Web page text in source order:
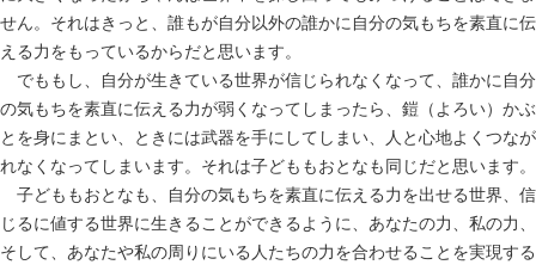
せん。それはきっと、誰もが自分以外の誰かに自分の気もちを素直に伝
える力をもっているからだと思います。
でももし、自分が生きている世界が信じられなくなって、誰かに自分
の気もちを素直に伝える力が弱くなってしまったら、鎧（よろい）かぶ
とを身にまとい、ときには武器を手にしてしまい、人と心地よくつなが
れなくなってしまいます。それは子どももおとなも同じだと思います。
子どももおとなも、自分の気もちを素直に伝える力を出せる世界、信
じるに値する世界に生きることができるように、あなたの力、私の力、
そして、あなたや私の周りにいる人たちの力を合わせることを実現する